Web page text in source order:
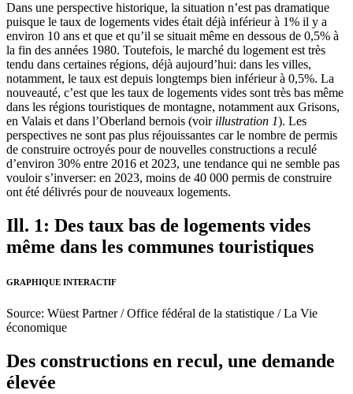
Dans une perspective historique, la situation n’est pas dramatique
puisque le taux de logements vides était déjà inférieur à 1% il y a
environ 10 ans et que et qu’il se situait même en dessous de 0,5% à
la fin des années 1980. Toutefois, le marché du logement est très
tendu dans certaines régions, déjà aujourd’hui: dans les villes,
notamment, le taux est depuis longtemps bien inférieur à 0,5%. La
nouveauté, c’est que les taux de logements vides sont très bas même
dans les régions touristiques de montagne, notamment aux Grisons,
en Valais et dans l’Oberland bernois (voir illustration 1). Les
perspectives ne sont pas plus réjouissantes car le nombre de permis
de construire octroyés pour de nouvelles constructions a reculé
d’environ 30% entre 2016 et 2023, une tendance qui ne semble pas
vouloir s’inverser: en 2023, moins de 40 000 permis de construire
ont été délivrés pour de nouveaux logements.
Ill. 1: Des taux bas de logements vides
même dans les communes touristiques
GRAPHIQUE INTERACTIF
Source: Wüest Partner / Office fédéral de la statistique / La Vie
économique
Des constructions en recul, une demande
élevée